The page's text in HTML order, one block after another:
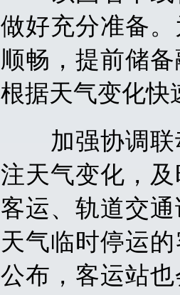
做好充分准备
顺畅，提前储
根据天气变化快
加强协调联
注天气变化，
客运、轨道交
天气临时停运
公布，客运站